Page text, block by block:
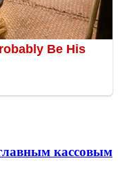
кассовым